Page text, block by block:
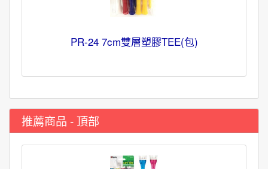
PR-24 7cm雙層塑膠TEE(包)
推薦商品 - 頂部